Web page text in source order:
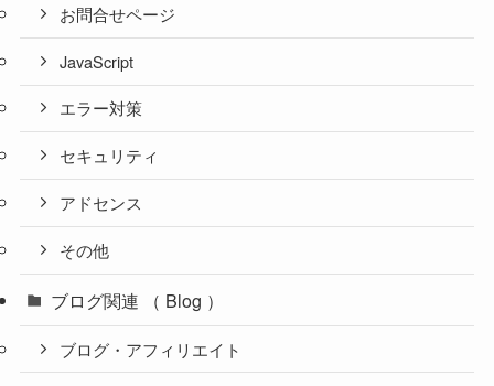
お問合せページ
JavaScript
エラー対策
セキュリティ
アドセンス
その他
ブログ関連 （ Blog ）
ブログ・アフィリエイト